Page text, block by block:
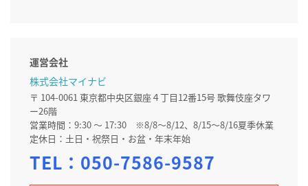
運営会社
株式会社マイナビ
〒 104-0061 東京都中央区銀座４丁目12番15号 歌舞伎座タワ
ー26階
営業時間：9:30 ～ 17:30 ※8/8～8/12、8/15～8/16夏季休業
定休日：土日・祝祭日・お盆・年末年始
TEL： 050-7586-9587